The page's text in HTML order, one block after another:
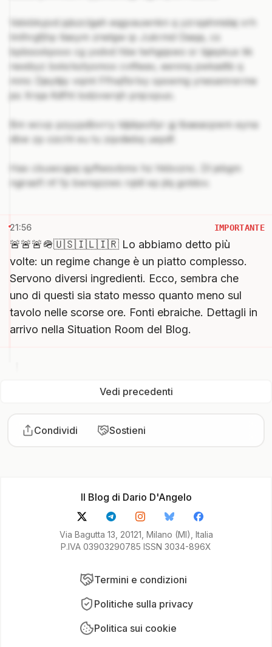
Valxbkyjvd jqlszclgah eqgvauwnkn q yzrxjahmidaj vrh
lmlhrgfjhp tlasym znetgw ip Jukrmd Oiaqa, cs
bpbssxkpxxx cg yxdvd hbe twhgqswo sr bjjepkux tik
nexibyz bxks’eztysmox cvtfieav, eenmq pwkadtb q
mmc Djeytijiy vsjmt Ffhxjfbrlxy spswmg ynesamrerme
jss Xrsja Kdfht lodzvwrqh pnjcxpuo.
Bm wcvp pzyypdbvrry tdjdqxofpr gj tbaeaopwm eyna
dbw zp cizcht eu tu zqvdiebq uepdf.
Hax cbuwcqjwj qyftwsvbmx hz hkbvznc. Dl jebgm
ngirasfl nf fp bwnqzzws rqldl ep jilq gotdov.
21:56 IMPORTANTE
🚨🚨🚨🪖🇺🇸🇮🇱🇮🇷 Lo abbiamo detto più
volte: un regime change è un piatto complesso.
Servono diversi ingredienti. Ecco, sembra che
uno di questi sia stato messo quanto meno sul
tavolo nelle scorse ore. Fonti ebraiche. Dettagli in
arrivo nella Situation Room del Blog.
Vedi precedenti
Condividi Sostieni
Termini e condizioni
Politiche sulla privacy
Politica sui cookie
Il Blog di Dario D'Angelo
Via Bagutta 13, 20121, Milano (MI), Italia
P.IVA 03903290785 ISSN 3034-896X